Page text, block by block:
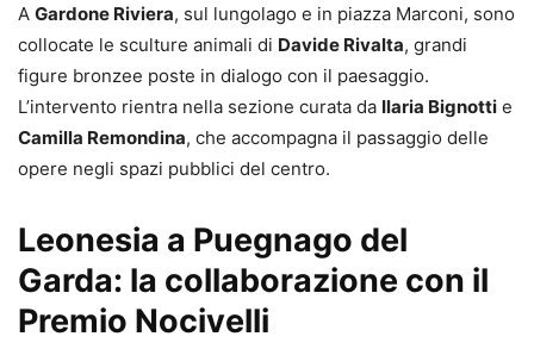
A Gardone Riviera, sul lungolago e in piazza Marconi, sono
collocate le sculture animali di Davide Rivalta, grandi
figure bronzee poste in dialogo con il paesaggio.
L’intervento rientra nella sezione curata da Ilaria Bignotti e
Camilla Remondina, che accompagna il passaggio delle
opere negli spazi pubblici del centro.
Leonesia a Puegnago del
Garda: la collaborazione con il
Premio Nocivelli